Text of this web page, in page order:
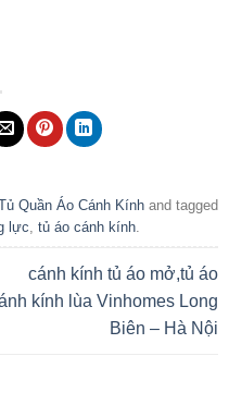
Quần Áo Cánh Kính and tagged
lực tủ áo cánh kính
cánh kính tủ áo mở,tủ áo
kính lùa Vinhomes Long
Biên – Hà Nội